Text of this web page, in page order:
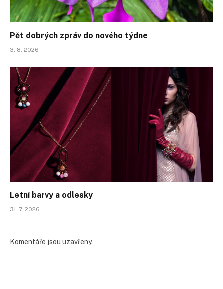
Pět dobrých zpráv do nového týdne
3. 8. 2026
Letní barvy a odlesky
31. 7. 2026
Komentáře jsou uzavřeny.